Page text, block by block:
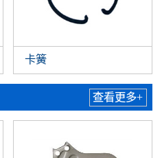
卡簧
查看更多+